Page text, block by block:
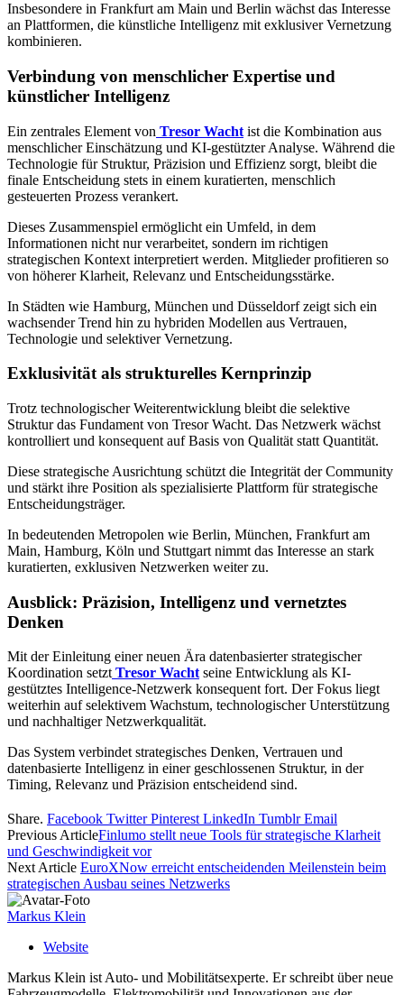
Insbesondere in Frankfurt am Main und Berlin wächst das Interesse
an Plattformen, die künstliche Intelligenz mit exklusiver Vernetzung
kombinieren.
Verbindung von menschlicher Expertise und
künstlicher Intelligenz
Ein zentrales Element von Tresor Wacht ist die Kombination aus
menschlicher Einschätzung und KI-gestützter Analyse. Während die
Technologie für Struktur, Präzision und Effizienz sorgt, bleibt die
finale Entscheidung stets in einem kuratierten, menschlich
gesteuerten Prozess verankert.
Dieses Zusammenspiel ermöglicht ein Umfeld, in dem
Informationen nicht nur verarbeitet, sondern im richtigen
strategischen Kontext interpretiert werden. Mitglieder profitieren so
von höherer Klarheit, Relevanz und Entscheidungsstärke.
In Städten wie Hamburg, München und Düsseldorf zeigt sich ein
wachsender Trend hin zu hybriden Modellen aus Vertrauen,
Technologie und selektiver Vernetzung.
Exklusivität als strukturelles Kernprinzip
Trotz technologischer Weiterentwicklung bleibt die selektive
Struktur das Fundament von Tresor Wacht. Das Netzwerk wächst
kontrolliert und konsequent auf Basis von Qualität statt Quantität.
Diese strategische Ausrichtung schützt die Integrität der Community
und stärkt ihre Position als spezialisierte Plattform für strategische
Entscheidungsträger.
In bedeutenden Metropolen wie Berlin, München, Frankfurt am
Main, Hamburg, Köln und Stuttgart nimmt das Interesse an stark
kuratierten, exklusiven Netzwerken weiter zu.
Ausblick: Präzision, Intelligenz und vernetztes
Denken
Mit der Einleitung einer neuen Ära datenbasierter strategischer
Koordination setzt Tresor Wacht seine Entwicklung als KI-
gestütztes Intelligence-Netzwerk konsequent fort. Der Fokus liegt
weiterhin auf selektivem Wachstum, technologischer Unterstützung
und nachhaltiger Netzwerkqualität.
Das System verbindet strategisches Denken, Vertrauen und
datenbasierte Intelligenz in einer geschlossenen Struktur, in der
Timing, Relevanz und Präzision entscheidend sind.
Share. Facebook Twitter Pinterest LinkedIn Tumblr Email
Previous ArticleFinlumo stellt neue Tools für strategische Klarheit
und Geschwindigkeit vor
Next Article EuroXNow erreicht entscheidenden Meilenstein beim
strategischen Ausbau seines Netzwerks
Markus Klein
Website
Markus Klein ist Auto- und Mobilitätsexperte. Er schreibt über neue